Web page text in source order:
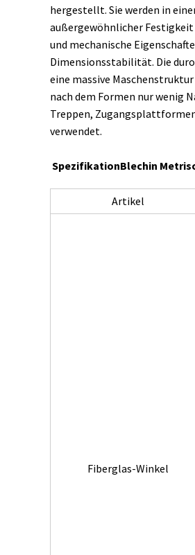
hergestellt. Sie werden in
außergewöhnlicher
und mechanische
Dimensionsstabilität. Die
eine massive
nach dem Formen nur wenig
Treppen,
verwendet.
SpezifikationBlechin
Artikel
Fiberglas-Winkel